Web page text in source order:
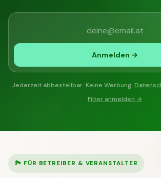
Anmelden →
Jederzeit abbestellbar. Keine Werbung.
Filter anmelden →
🏞 FÜR BETREIBER & VERANSTALTER